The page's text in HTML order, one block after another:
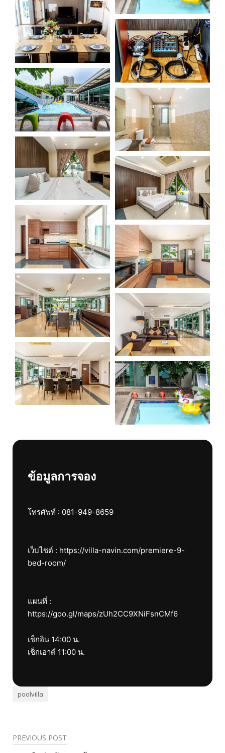
ข้อมูลการจอง
โทรศัพท์ : 081-949-8659
เว็บไซต์ : https://villa-navin.com/premiere-9-
bed-room/
แผนที่ :
https://goo.gl/maps/zUh2CC9XNiFsnCMf6
เช็กอิน 14:00 น.
เช็กเอาต์ 11:00 น.
poolvilla
Post
PREVIOUS POST